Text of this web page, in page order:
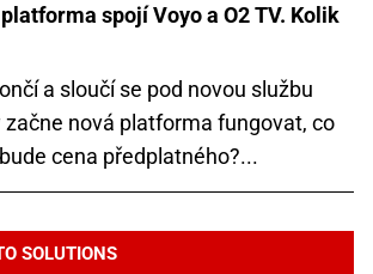
spojí Voyo a O2 TV. Kolik
a sloučí se pod novou službu
začne nová platforma fungovat, co
cena předplatného?...
SOLUTIONS